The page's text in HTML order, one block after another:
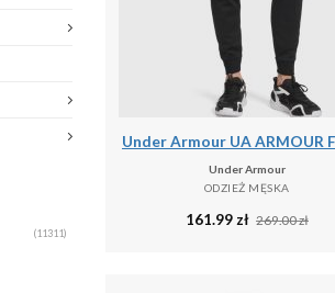
(11311)
Under Armour
ODZIEŻ MĘSKA
161.99 zł 269.00zł